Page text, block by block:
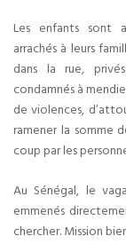
Les enfants sont
arrachés à leurs
dans la rue,
condamnés à
de violences,
ramener la somme
coup par les
Au Sénégal, le
emmenés
chercher. Mission